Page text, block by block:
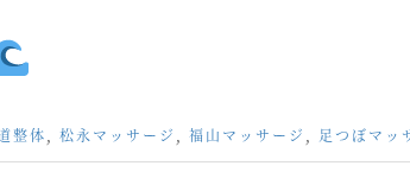
整体 松永マッサージ 福山マッサージ 足つぼマッ